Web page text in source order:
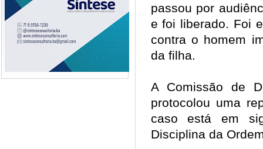
passou por
e foi liberado. Foi
contra o homem
da filha.
A Comissão de
protocolou uma
caso está em
Disciplina da